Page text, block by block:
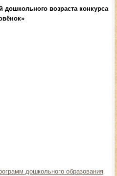
дошкольного возраста конкурса
дошкольного образования